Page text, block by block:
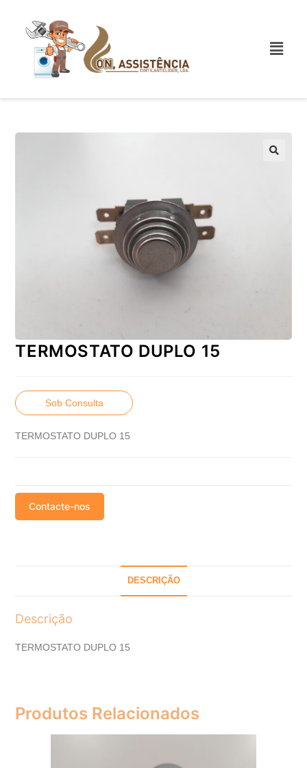
TERMOSTATO DUPLO 15
Sob Consulta
TERMOSTATO DUPLO 15
Contacte-nos
DESCRIÇÃO
Descrição
TERMOSTATO DUPLO 15
Produtos Relacionados